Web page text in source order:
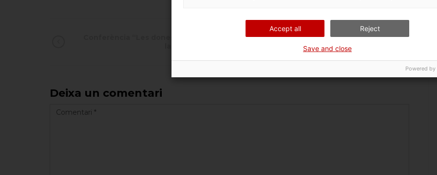
Xerrada “Industrialització, una
història de dones”
Deixa un comentari
Accept all Reject
Save and close
Powered by